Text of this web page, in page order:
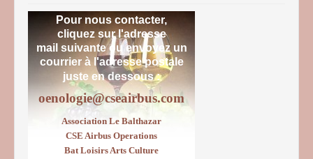
Pour nous contacter,
cliquez sur l'adresse
mail suivante ou envoyez un
courrierà l'adresse postale
juste en dessous :
oenologie@cseairbus.com
Association Le Balthazar
CSE Airbus Operations
Bat Loisirs Arts Culture